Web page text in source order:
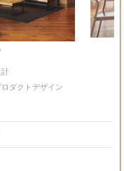
計
ロダクトデザイン